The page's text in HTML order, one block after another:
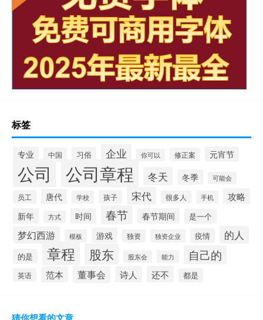
标签
专业 中国 习俗 企业 你可以 修正案 元宵节
公司 公司章程 冬天 冬季 可能会
员工 唐代 学校 孩子 宋代 很多人 手机 攻略
新年 方式 时间 春节 春节期间 是一个
梦幻西游 模板 游戏 独资 独资企业 疫情 的人
的是 章程 股东 股东会 能力 自己的
英语 范本 董事会 诗人 还不 都是
猜你想看的文章